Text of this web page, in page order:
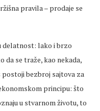
pravila – prodaje se
delatnost: lako i brzo
da se traže, kao nekada,
postoji bezbroj sajtova za
principu: što
u stvarnom životu, to